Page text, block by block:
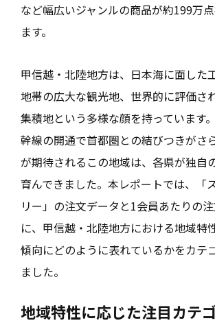
など幅広いジャンルの商品が約199万
ます。
甲信越・北陸地方は、日本海に面した
地帯の広大な観光地、世界的に評価さ
集積地という多様な顔を持っています
幹線の開通で首都圏との結びつきがさ
が期待されるこの地域は、各県が独自
育んできました。本レポートでは、「
リー」の注文データと1会員あたりの
に、甲信越・北陸地方における地域特
傾向にどのように表れているかをカテ
ました。
地域特性に応じた注目カテ